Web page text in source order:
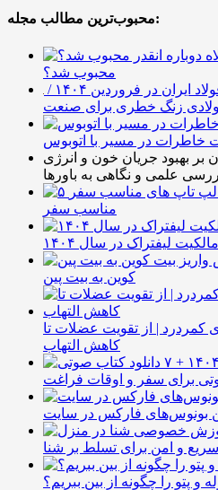
محبوب‌ترین مطالب مجله:
محبوب شد؟
افزایش ۴.۶ درصدی تولید فولاد ایران در فروردین ۱۴۰۴ /
زنگ خطری برای صنعت
در مسیر با اتوبوس
بر بهبود جریان خون و انرژی
علمی و نگاهی به باورها
مناسب سفر
لیفتراک در سال ۱۴۰۴
کوین به بیت پین
کمردرد | از تقویت عضلات تا
کاهش التهاب
۷ کتاب صوتی برای تابستان ۱۴۰۴ +
برای سفر و اوقات فراغت
و امن برای تسلط بر شنا
و پتو را چگونه از بین ببریم؟